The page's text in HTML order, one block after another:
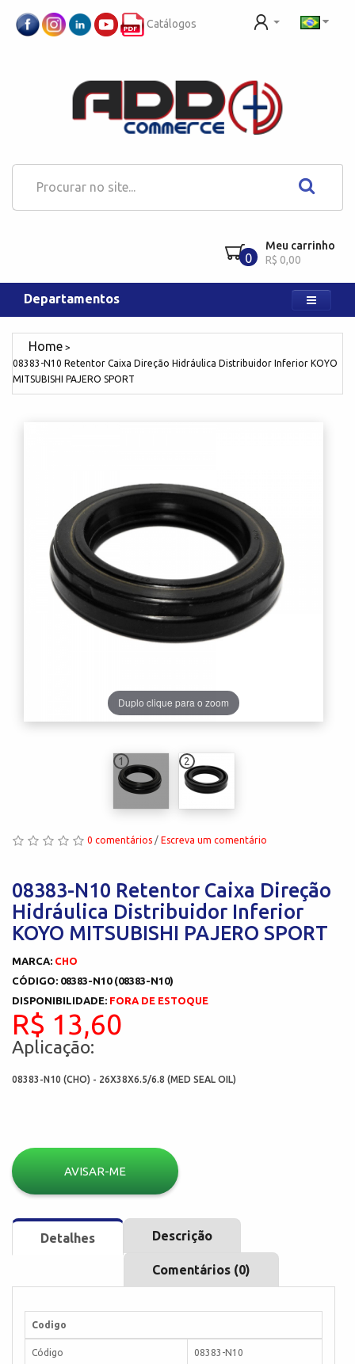
Catálogos
0
Meu carrinho
R$ 0,00
Departamentos
08383-N10 Retentor Caixa Direção Hidráulica Distribuidor Inferior KOYO
MITSUBISHI PAJERO SPORT
1 2
Duplo clique para o zoom
0 comentários / Escreva um comentário
08383-N10 Retentor Caixa Direção
Hidráulica Distribuidor Inferior
KOYO MITSUBISHI PAJERO SPORT
MARCA: CHO
CÓDIGO: 08383-N10 (08383-N10)
DISPONIBILIDADE: FORA DE ESTOQUE
R$ 13,60
Aplicação:
08383-N10 (CHO) - 26X38X6.5/6.8 (MED SEAL OIL)
AVISAR-ME
Detalhes Descrição
Comentários (0)
Codigo
Código 08383-N10